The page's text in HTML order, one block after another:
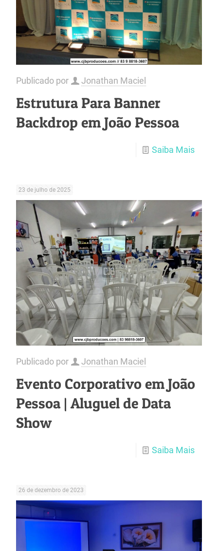
Publicado por Jonathan Maciel
Estrutura Para Banner
Backdrop em João Pessoa
Saiba Mais
23 de julho de 2025
Publicado por Jonathan Maciel
Evento Corporativo em João
Pessoa | Aluguel de Data
Show
Saiba Mais
26 de dezembro de 2023